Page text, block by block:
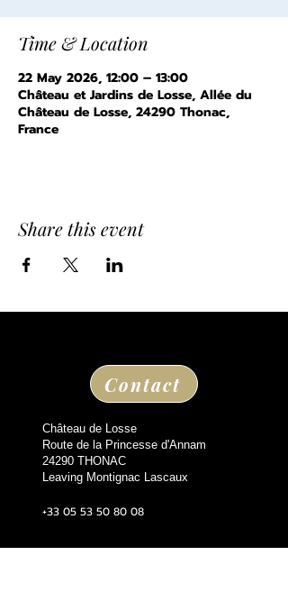
Time & Location
22 May 2026, 12:00 – 13:00
Château et Jardins de Losse, Allée du
Château de Losse, 24290 Thonac,
France
Share this event
Contact
Château de Losse
Route de la Princesse d'Annam
24290 THONAC
Leaving Montignac Lascaux
+33 05 53 50 80 08